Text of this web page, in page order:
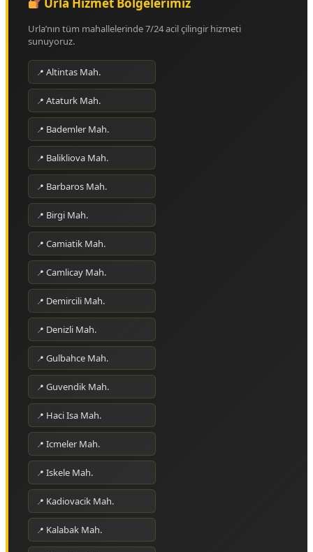
Urla’nın tüm mahallelerinde 7/24 acil çilingir hizmeti
sunuyoruz.
Altintas Mah.
Ataturk Mah.
Bademler Mah.
Balikliova Mah.
Barbaros Mah.
Birgi Mah.
Camiatik Mah.
Camlicay Mah.
Demircili Mah.
Denizli Mah.
Gulbahce Mah.
Guvendik Mah.
Haci Isa Mah.
Icmeler Mah.
Iskele Mah.
Kadiovacik Mah.
Kalabak Mah.